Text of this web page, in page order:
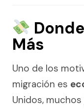
Más
Uno de los
migración es
Unidos,